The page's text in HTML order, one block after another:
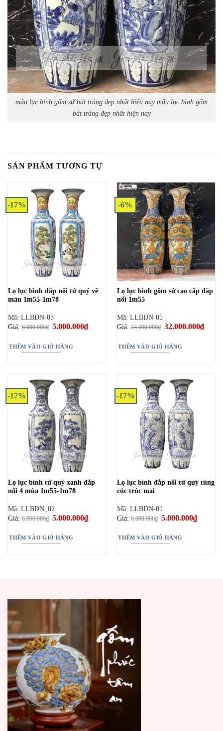
mẫu lục bình gốm sứ bát tràng đẹp nhất hiện nay mẫu lục bình gốm
bát tràng đẹp nhất hiện nay
SẢN PHẨM TƯƠNG TỰ
-17%
Lọ lục bình đắp nổi tứ quý vẽ
màu 1m55-1m78
Mã: LLBDN-03
Giá:6.000.000₫ Giá
6.000.000₫.
5.000.000₫Giá
hiện
THÊM VÀO GIỎ HÀNG
-6%
Lọ lục bình gốm sứ cao cấp đắp
nổi 1m55
Mã: LLBDN-05
Giá:34.000.000₫ Giá
34.000.000₫.
32.000.000₫Giá
hiện
THÊM VÀO GIỎ HÀNG
-17%
Lọ lục bình tứ quý xanh đắp
nổi 4 mùa 1m55-1m78
Mã: LLBDN_02
Giá:6.000.000₫ Giá
6.000.000₫.
5.000.000₫Giá
hiện
THÊM VÀO GIỎ HÀNG
-17%
Lọ lục bình đắp nổi tứ quý tùng
cúc trúc mai
Mã: LLBDN-01
Giá:6.000.000₫ Giá
6.000.000₫.
5.000.000₫Giá
hiện
THÊM VÀO GIỎ HÀNG